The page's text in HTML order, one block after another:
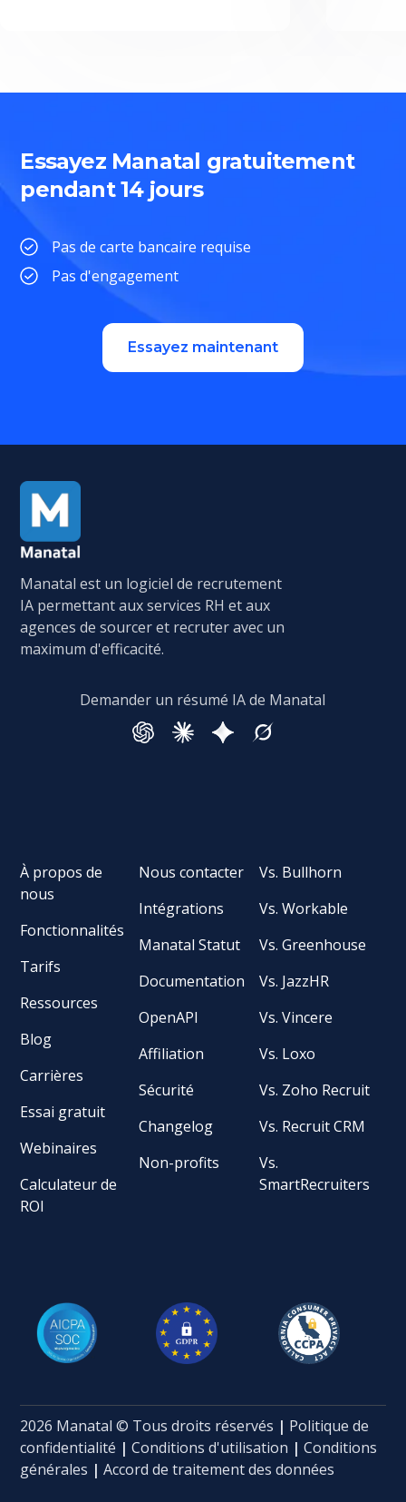
Essayez Manatal gratuitement
pendant 14 jours
Pas de carte bancaire requise
Pas d'engagement
Essayez maintenant
Manatal est un logiciel de recrutement
IA permettant aux services RH et aux
agences de sourcer et recruter avec un
maximum d'efficacité.
Demander un résumé IA de Manatal
À propos de
nous
Fonctionnalités
Tarifs
Ressources
Blog
Carrières
Essai gratuit
Webinaires
Calculateur de
ROI
Nous contacter
Intégrations
Manatal Statut
Documentation
OpenAPI
Affiliation
Sécurité
Changelog
Non-profits
Vs. Bullhorn
Vs. Workable
Vs. Greenhouse
Vs. JazzHR
Vs. Vincere
Vs. Loxo
Vs. Zoho Recruit
Vs. Recruit CRM
Vs.
SmartRecruiters
2026 Manatal © Tous droits réservés | Politique de
confidentialité |Conditions d'utilisation | Conditions
générales | Accord de traitement des données